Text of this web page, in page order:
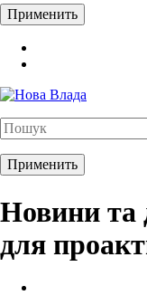
Новини та
для